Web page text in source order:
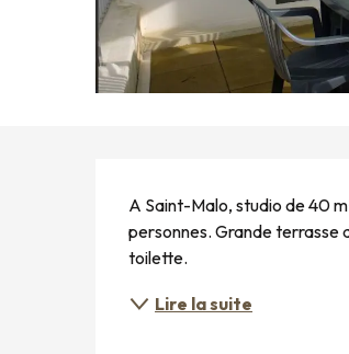
A Saint-Malo, studio de 40
personnes. Grande terrasse
toilette.
Lire la suite